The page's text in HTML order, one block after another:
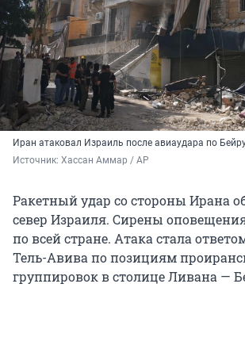
Иран атаковал Израиль после авиаудара по
Источник: Хассан Аммар / AP
Ракетный удар со стороны Ирана
север Израиля. Сирены
по всей стране. Атака стала
Тель-Авива по позициям
группировок в столице Ливана —